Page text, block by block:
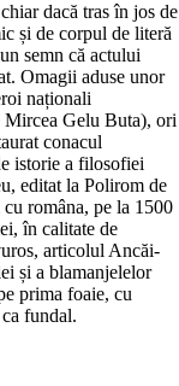
dacă tras în jos de
și de corpul de literă
semn că actului
Omagii aduse unor
naționali
Mircea Gelu Buta), ori
conacul
istorie a filosofiei
editat la Polirom de
româna, pe la 1500
în calitate de
articolul Ancăi-
și a blamanjelelor
prima foaie, cu
fundal.